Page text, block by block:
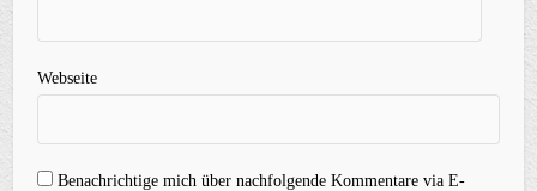
Webseite
Benachrichtige mich über nachfolgende Kommentare via E-